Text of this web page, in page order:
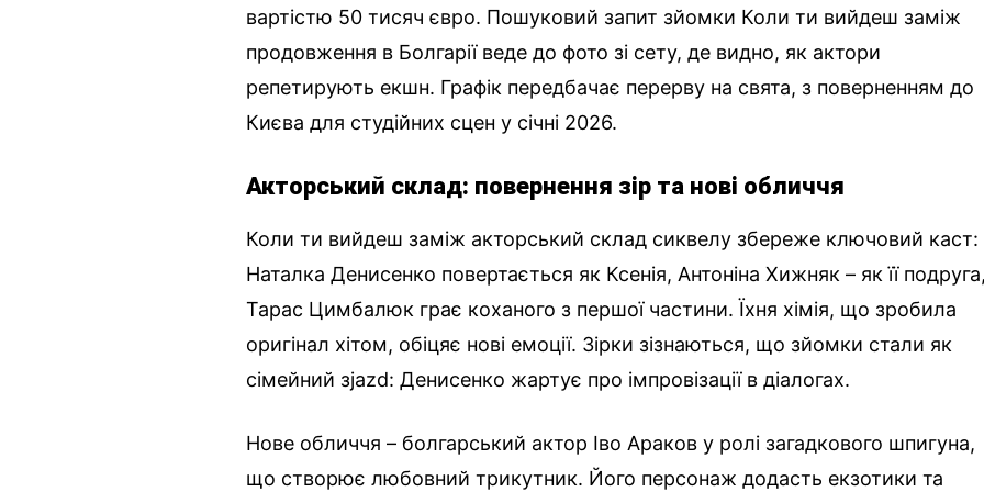
вартістю 50 тисяч євро. Пошуковий запит зйомки Коли ти вийдеш заміж
продовження в Болгарії веде до фото зі сету, де видно, як актори
репетирують екшн. Графік передбачає перерву на свята, з поверненням до
Києва для студійних сцен у січні 2026.
Акторський склад: повернення зір та нові обличчя
Коли ти вийдеш заміж акторський склад сиквелу збереже ключовий каст:
Наталка Денисенко повертається як Ксенія, Антоніна Хижняк – як її
Тарас Цимбалюк грає коханого з першої частини. Їхня хімія, що зробила
оригінал хітом, обіцяє нові емоції. Зірки зізнаються, що зйомки стали як
сімейний зjazd: Денисенко жартує про імпровізації в діалогах.
Нове обличчя – болгарський актор Іво Араков у ролі загадкового шпигуна,
що створює любовний трикутник. Його персонаж додасть екзотики та